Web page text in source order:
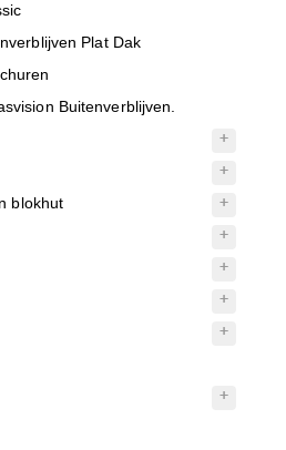
Plat Dak
Buitenverblijven.
blokhut